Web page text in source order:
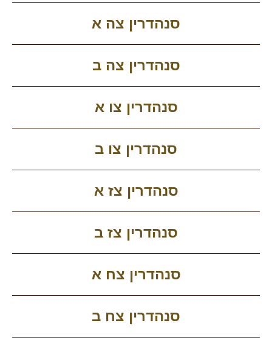
סנהדרין צה א
סנהדרין צה ב
סנהדרין צו א
סנהדרין צו ב
סנהדרין צז א
סנהדרין צז ב
סנהדרין צח א
סנהדרין צח ב